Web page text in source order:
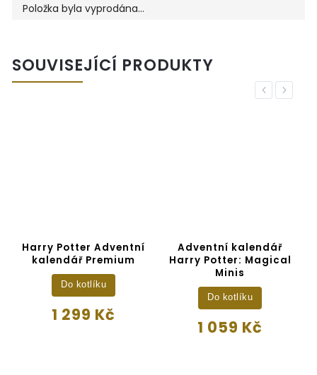
Položka byla vyprodána…
SOUVISEJÍCÍ PRODUKTY
Previous
Harry Potter Adventní
kalendář Premium
1 299 Kč
Do kotlíku
Adventní kalendář
Harry Potter: Magical
Minis
1 059 Kč
Do kotlíku
Next